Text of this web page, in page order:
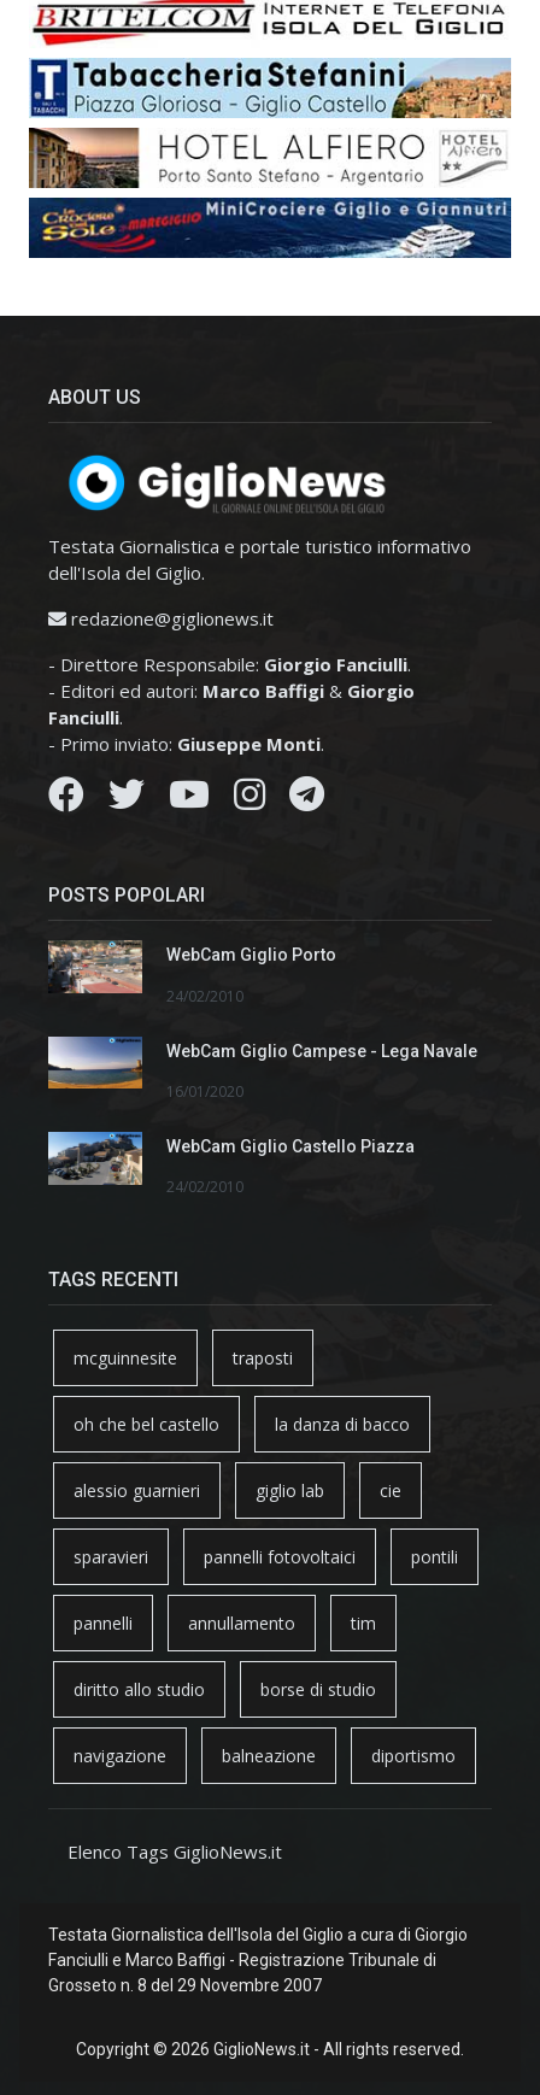
ABOUT US
Testata Giornalistica e portale turistico informativo
dell'Isola del Giglio.
redazione@giglionews.it
- Direttore Responsabile: Giorgio Fanciulli.
- Editori ed autori: Marco Baffigi & Giorgio
Fanciulli.
- Primo inviato: Giuseppe Monti.
POSTS POPOLARI
WebCam Giglio Porto
24/02/2010
WebCam Giglio Campese - Lega Navale
16/01/2020
WebCam Giglio Castello Piazza
24/02/2010
TAGS RECENTI
mcguinnesite traposti
oh che bel castello la danza di bacco
alessio guarnieri giglio lab cie
sparavieri pannelli fotovoltaici pontili
pannelli annullamento tim
diritto allo studio borse di studio
navigazione balneazione diportismo
Elenco Tags GiglioNews.it
Testata Giornalistica dell'Isola del Giglio a cura di Giorgio
Fanciulli e Marco Baffigi - Registrazione Tribunale di
Grosseto n. 8 del 29 Novembre 2007
Copyright © 2026 GiglioNews.it - All rights reserved.